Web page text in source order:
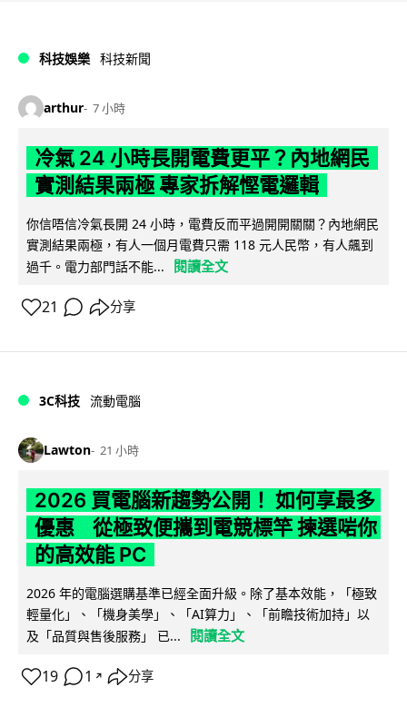
科技娛樂 科技新聞
arthur 7 小時
冷氣 24 小時長開電費更平？內地網民
實測結果兩極 專家拆解慳電邏輯
你信唔信冷氣長開 24 小時，電費反而平過開開關關？內地網民
實測結果兩極，有人一個月電費只需 118 元人民幣，有人飆到
過千。電力部門話不能...
閱讀全文
21 分享
3C科技 流動電腦
Lawton 21 小時
2026 買電腦新趨勢公開！ 如何享最多
優惠 從極致便攜到電競標竿 揀選啱你
的高效能 PC
2026 年的電腦選購基準已經全面升級。除了基本效能，「極致
輕量化」、「機身美學」、「AI算力」、「前瞻技術加持」以
及「品質與售後服務」 已...
閱讀全文
19 1 ↗ 分享